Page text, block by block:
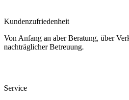
Kundenzufriedenheit
Von Anfang an aber Beratung, über
nachträglicher Betreuung.
Service